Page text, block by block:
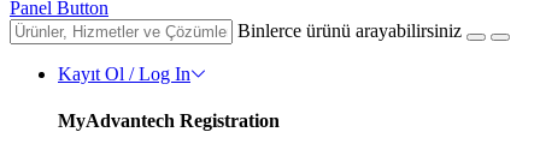
Panel Button
Binlerce ürünü arayabilirsiniz
Kayıt Ol / Log In
MyAdvantech Registration